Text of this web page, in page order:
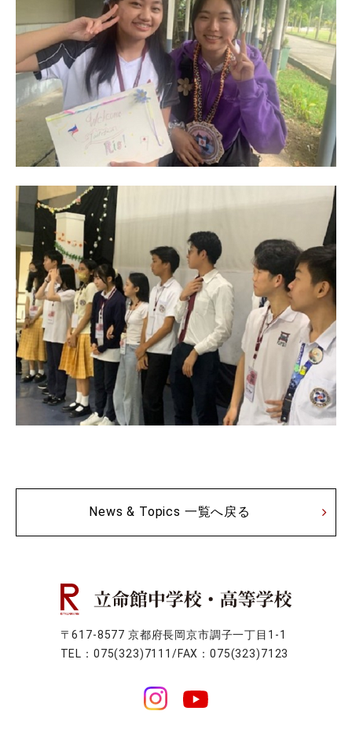
News & Topics 一覧へ戻る
〒617-8577 京都府長岡京市調子一丁目1-1
TEL：075(323)7111/FAX：075(323)7123